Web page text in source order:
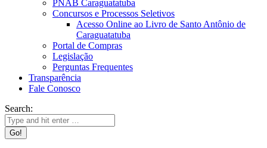
PNAB Caraguatatuba
Concursos e Processos Seletivos
Acesso Online ao Livro de Santo Antônio de
Caraguatatuba
Portal de Compras
Legislação
Perguntas Frequentes
Transparência
Fale Conosco
Search: